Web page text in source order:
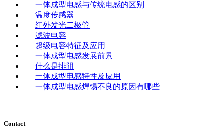
一体成型电感与传统电感的区别
温度传感器
红外发光二极管
滤波电容
超级电容特征及应用
一体成型电感发展前景
什么是排阻
一体成型电感特性及应用
一体成型电感焊锡不良的原因有哪些
Contact